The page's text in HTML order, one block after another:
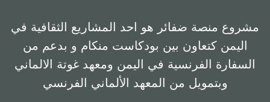
مشروع منصة ضفائر هو احد المشاريع الثقافية في
اليمن كتعاون بين بودكاست منكام و بدعم من
السفارة الفرنسية في اليمن ومعهد غوتة الالماني
وبتمويل من المعهد الألماني الفرنسي